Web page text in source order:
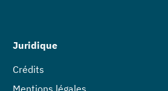
Juridique
Crédits
Mentions légales